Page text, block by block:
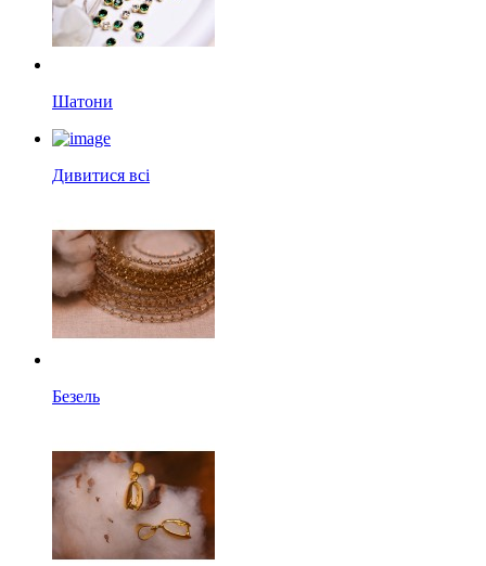
Шатони
Дивитися всі
Безель